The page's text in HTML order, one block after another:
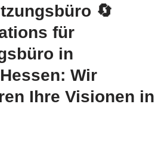
🔄
für
in
Wir
Ihre Visionen in